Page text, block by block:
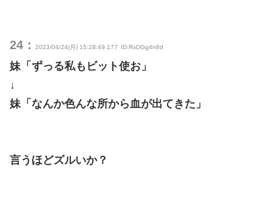
24： 2023/04/24(月) 15:28:49.177 ID:RxDGg4n8d
妹「ずっる私もビット使お」
↓
妹「なんか色んな所から血が出てきた」
言うほどズルいか？